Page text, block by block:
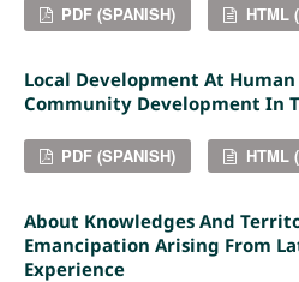
PDF (SPANISH) HTML
Local Development At Human
Community Development In
PDF (SPANISH) HTML
About Knowledges And
Emancipation Arising From
Experience